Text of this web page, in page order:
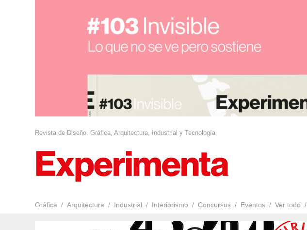
Revista de Diseño. Gráfica, Arquitectura, Industrial y Tecnología
Gráfica Arquitectura Industrial Interiorismo Concursos Eventos Ver todo